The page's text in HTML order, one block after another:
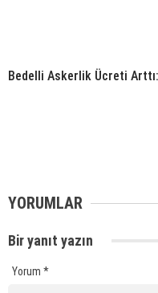
Bedelli Askerlik Ücreti
YORUMLAR
Bir yanıt yazın
Yorum *